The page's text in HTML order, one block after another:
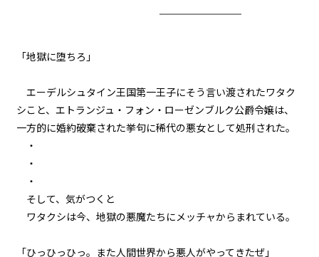
悪役令嬢、愛猫と再会する。
episode5
悪役令嬢、レベルアップする。
episode7
る。（ただし、ネーミングセンス
0）
「地獄に堕ちろ」
エーデルシュタイン王国第一王子にそう言い渡されたワタク
シこと、エトランジュ・フォン・ローゼンブルク公爵令嬢は、
一方的に婚約破棄された挙句に稀代の悪女として処刑された。
・
・
・
そして、気がつくと――
ワタクシは今、地獄の悪魔たちにメッチャからまれている。
「ひっひっひっ。また人間世界から悪人がやってきたぜ」